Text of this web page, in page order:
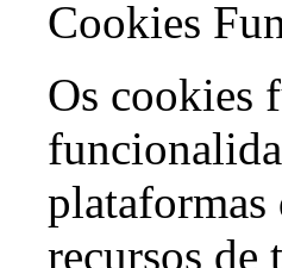
Cookies
Os cookies
plataformas
recursos de